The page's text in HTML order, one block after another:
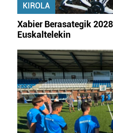
KIROLA
Xabier Berasategik
Euskaltelekin